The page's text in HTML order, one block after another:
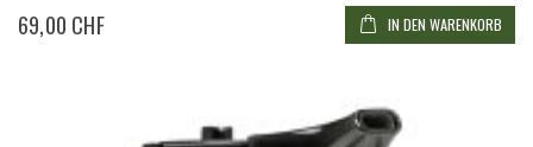
69,00 CHF IN DEN WARENKORB